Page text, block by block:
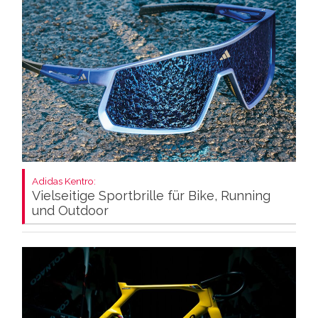
Adidas Kentro:
Vielseitige Sportbrille für Bike, Running
und Outdoor